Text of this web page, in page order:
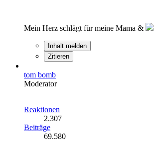
Mein Herz schlägt für meine Mama &
Inhalt melden
Zitieren
tom bomb
Moderator
Reaktionen
2.307
Beiträge
69.580